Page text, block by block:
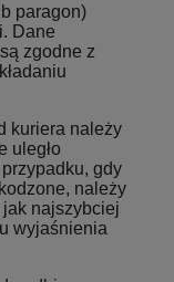
paragon)
Dane
zgodne z
kuriera należy
uległo
gdy
należy
jak najszybciej
wyjaśnienia